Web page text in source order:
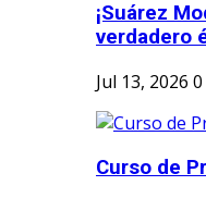
¡Suárez
verdadero
Jul 13, 2026 0
Curso de